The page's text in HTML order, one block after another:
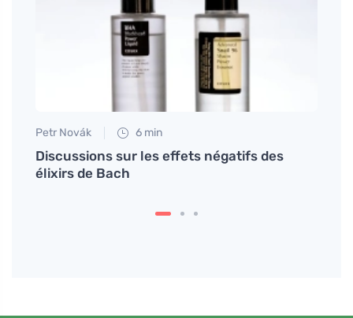
Petr Novák 6 min
Discussions sur les effets négatifs des
élixirs de Bach